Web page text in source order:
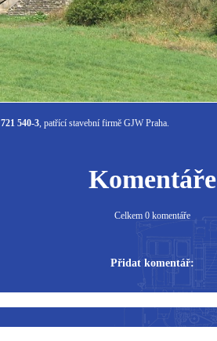
721 540-3, patřící stavební firmě GJW Praha.
Komentáře
Celkem 0 komentáře
Přidat komentář: